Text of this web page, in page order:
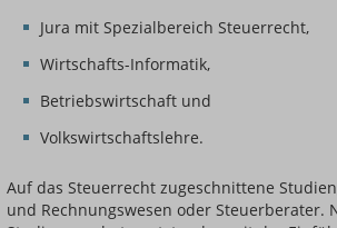
Jura mit Spezialbereich Steuerrecht,
Wirtschafts-Informatik,
Betriebswirtschaft und
Volkswirtschaftslehre.
Auf das Steuerrecht zugeschnittene
und Rechnungswesen oder Steuerberater.